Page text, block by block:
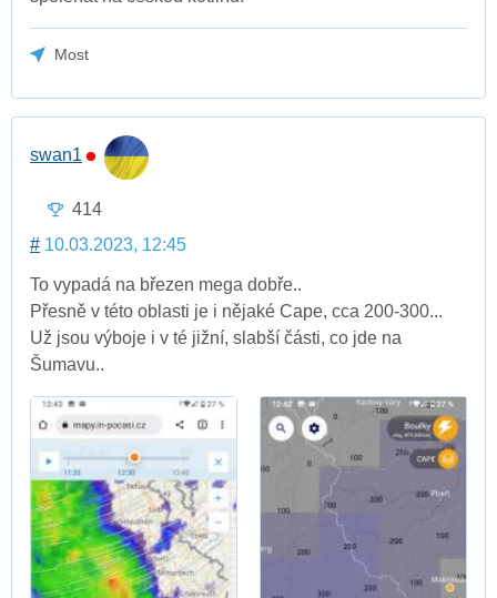
Most
swan1
414
# 10.03.2023, 12:45
To vypadá na březen mega dobře..
Přesně v této oblasti je i nějaké Cape, cca 200-300...
Už jsou výboje i v té jižní, slabší části, co jde na
Šumavu..